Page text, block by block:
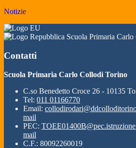
Notizie
Scuola Primaria
Contatti
Scuola Primaria Carlo Collodi Torino
C.so Benedetto Croce 26 - 10135
Tel: 011 01166770
Email:
mail
PEC:
mail
C.F.: 80092260019